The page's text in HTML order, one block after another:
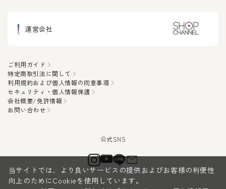
運営会社
ご利用ガイド
特定商取引法に関して
利用規約および個人情報の同意事項
セキュリティ・個人情報保護
会社概要/免許情報
お問い合わせ
当サイトでは、より良いサービスの提供およびお客様の利便性
向上のためにCookieを使用しています。